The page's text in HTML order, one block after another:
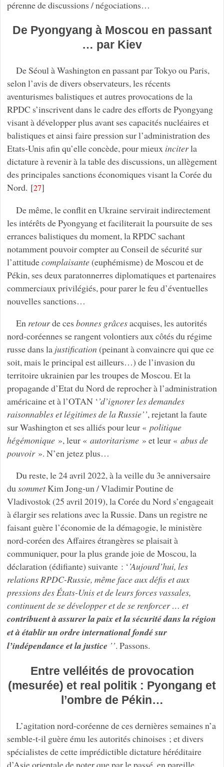
pérenne de discussions / négociations…
De Pyongyang à Moscou en passant
… par Kiev
De Séoul à Washington en passant par Tokyo ou Paris,
selon l’avis de divers observateurs, les récents
aventurismes balistiques et autres provocations de la
RPDC s’inscrivent dans le cadre des efforts de Pyongyang
visant à développer plus avant ses capacités nucléaires et
balistiques et ainsi faire pression sur l’administration des
Etats-Unis afin qu’elle concède, pour mieux inciterla
dictature à revenir à la table des discussions, un allègement
des principales sanctions économiques visant la Corée du
Nord. [27]
De même, le conflit en Ukraine servirait indirectement
les intérêts de Pyongyang et faciliterait la poursuite de ses
errances balistiques du moment, la RPDC sachant
notamment pouvoir compter au Conseil de sécurité sur
l’attitudecomplaisante(euphémisme) de Moscou et de
Pékin, ses deux paratonnerres diplomatiques et partenaires
commerciaux privilégiés, pour parer le feu d’éventuelles
nouvelles sanctions…
En retourde ces bonnes grâcesacquises, les autorités
nord-coréennes se rangent volontiers aux côtés du régime
russe dans la justification(peinant à convaincre qui que ce
soit, mais le principal est ailleurs…) de l’invasion du
territoire ukrainien par les troupes de Moscou. Et la
propagande d’Etat du Nord de reprocher à l’administration
américaine et à l’OTAN ‘’d’ignorer les demandes
raisonnables et légitimes de la Russie’’, rejetant la faute
sur Washington et ses alliés pour leur « politique
hégémonique», leur « autoritarisme» et leur « abus de
pouvoir». N’en jetez plus…
Du reste, le 24 avril 2022, à la veille du 3e anniversaire
du sommetKim Jong-un / Vladimir Poutine de
Vladivostok (25 avril 2019), la Corée du Nord s’engageait
à élargir ses relations avec la Russie. Dans un registre ne
faisant guère l’économie de la démagogie, le ministère
nord-coréen des Affaires étrangères se plaisait à
communiquer, pour la plus grande joie de Moscou, la
déclaration (édifiante) suivante : ‘’Aujourd’hui, les
relations RPDC-Russie, même face aux défis et aux
pressions des États-Unis et de leurs forces vassales,
continuent de se développer et de se renforcer … et
contribuent à assurer la paix et la sécurité dans la région
et à établir un ordre international fondé sur
l’indépendance et la justice ’’. Passons.
Entre velléités de provocation
(mesurée) et real politik : Pyongang et
l’ombre de Pékin…
L’agitation nord-coréenne de ces dernières semaines n’a
semble-t-il guère ému les autorités chinoises ; et divers
spécialistes de cette imprédictible dictature héréditaire
d’Asie orientale de noter que par le passé, en pareille